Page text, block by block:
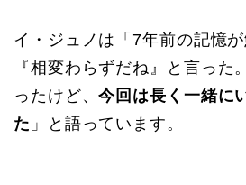
イ・ジュノは「7年前の記憶
『相変わらずだね』と言った
ったけど、今回は長く一緒に
た 」と語っています。